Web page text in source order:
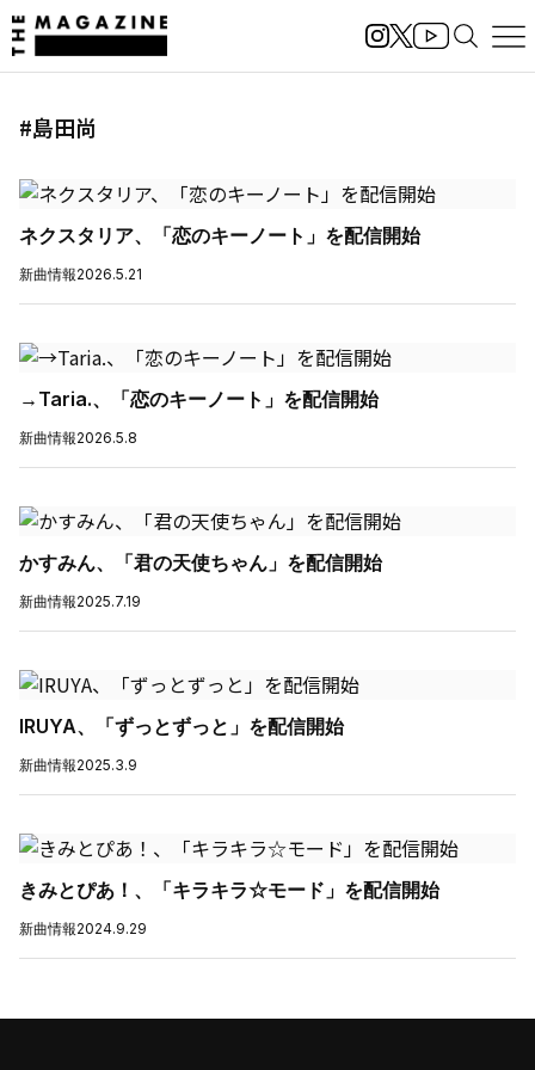
#島田尚
ネクスタリア、「恋のキーノート」を配信開始
新曲情報2026.5.21
→Taria.、「恋のキーノート」を配信開始
新曲情報2026.5.8
かすみん、「君の天使ちゃん」を配信開始
新曲情報2025.7.19
IRUYA、「ずっとずっと」を配信開始
新曲情報2025.3.9
きみとぴあ！、「キラキラ☆モード」を配信開始
新曲情報2024.9.29